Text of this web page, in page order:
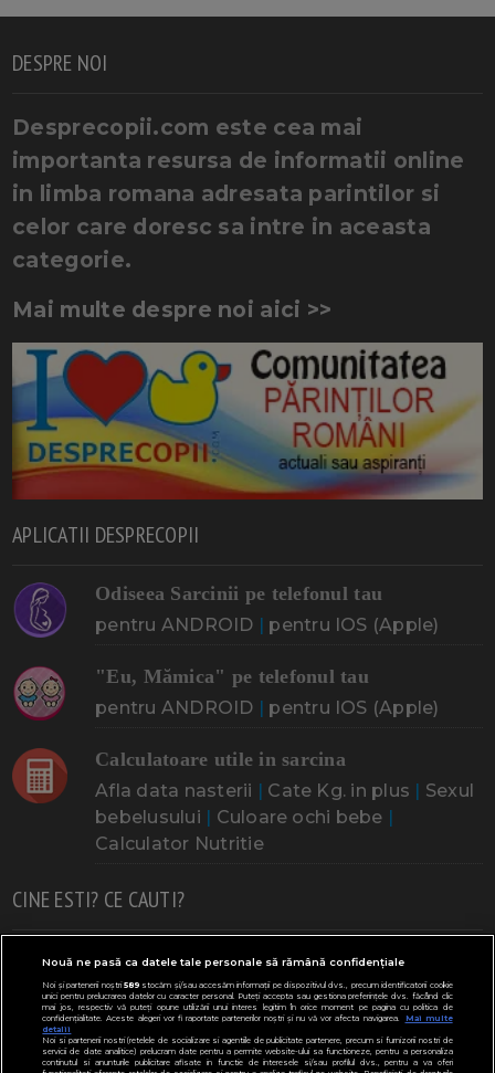
DESPRE NOI
Desprecopii.com este cea mai
importanta resursa de informatii online
in limba romana adresata parintilor si
celor care doresc sa intre in aceasta
categorie.
Mai multe despre noi aici >>
APLICATII DESPRECOPII
Odiseea Sarcinii pe telefonul tau
pentru ANDROID | pentru IOS (Apple)
"Eu, Mămica" pe telefonul tau
pentru ANDROID | pentru IOS (Apple)
Calculatoare utile in sarcina
Afla data nasterii | Cate Kg. in plus | Sexul
bebelusului | Culoare ochi bebe |
Calculator Nutritie
CINE ESTI? CE CAUTI?
Doresc un copil Adoptia Probleme cu sarcina
Urmeaza sa nasc Probleme alaptare Bebe plange
Bebe febra Caut bona Cresa, Gradinta
Mergem la scoala Copil bolnav Copii cu nevoi speciale
Nouă ne pasă ca datele tale personale să rămână confidențiale
Noi și partenerii noștri589stocăm și/sau accesăm informații pe dispozitivul dvs., precum identificatorii cookie
unici pentru prelucrarea datelor cu caracter personal. Puteți accepta sau gestiona preferințele dvs. făcând clic
mai jos, respectiv vă puteți opune utilizării unui interes legitim în orice moment pe pagina cu politica de
confidențialitate. Aceste alegeri vor fi raportate partenerilor noștri și nu vă vor afecta navigarea.
Mai multe
detalii
Noi si partenerii nostri (retelele de socializare si agentiile de publicitate partenere, precum si furnizorii nostri de
servicii de date analitice) prelucram date pentru a permite website-ului sa functioneze, pentru a personaliza
continutul si anunturile publicitare afisate in functie de interesele si/sau profilul dvs., pentru a va oferi